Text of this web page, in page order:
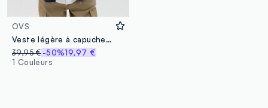
OVS
Veste légère à capuche bleue OVS Kids
39,95 €-50%19,97 €
1 Couleurs